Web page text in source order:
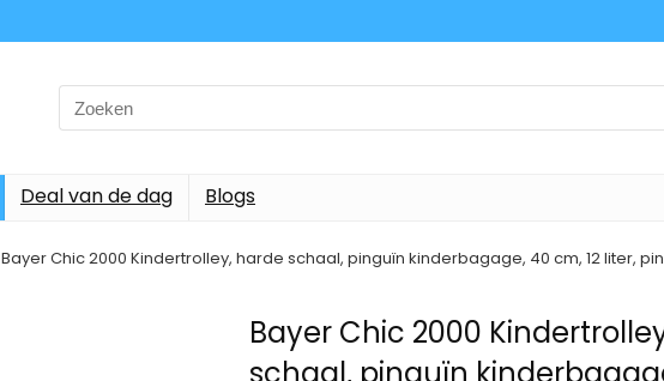
Search
for:
Deal van de dag Blogs
Bayer Chic 2000 Kindertrolley, harde schaal, pinguïn kinderbagage, 40 cm, 12 liter,
Bayer Chic 2000